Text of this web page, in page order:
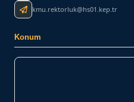
kmu.rektorluk@hs01.kep.tr
Konum